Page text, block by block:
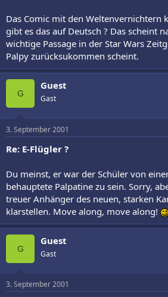
Das Comic mit den Weltenvernichtern
gibt es das auf Deutsch ? Das scheint
wichtige Passage in der Star Wars
Palpy zurücksukommen scheint.
G
Guest
Gast
3. September 2001
Re: E-Flügler ?
Du meinst, er war der Schüler von
behauptete Palpatine zu sein. Sorry,
treuer Anhänger des neuen, starken
klarstellen. Move along, move along!
G
Guest
Gast
3. September 2001